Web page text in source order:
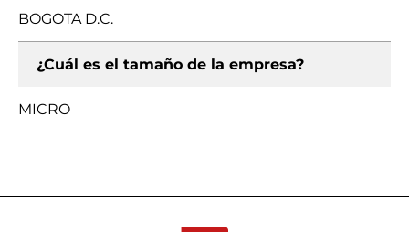
BOGOTA D.C.
¿Cuál es el tamaño de la empresa?
MICRO